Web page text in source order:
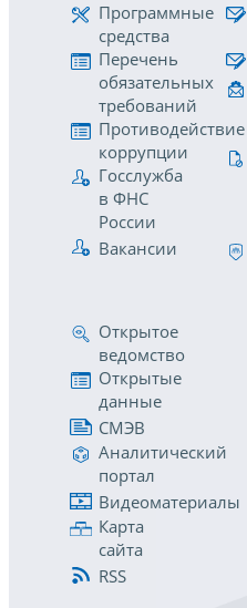
Программные
средства
Перечень
обязательных
требований
Противодействие
коррупции
Госслужба
в ФНС
России
Вакансии
Открытое
ведомство
Открытые
данные
СМЭВ
Аналитический
портал
Видеоматериалы
Карта
сайта
RSS